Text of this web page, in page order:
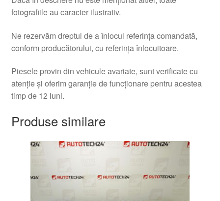
fotografiile au caracter ilustrativ.
Ne rezervăm dreptul de a înlocui referința comandată,
conform producătorului, cu referința înlocuitoare.
Piesele provin din vehicule avariate, sunt verificate cu
atenție și oferim garanție de funcționare pentru acestea
timp de 12 luni.
Produse similare